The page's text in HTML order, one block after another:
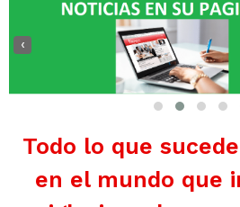
‹
Todo lo que
en el mundo que